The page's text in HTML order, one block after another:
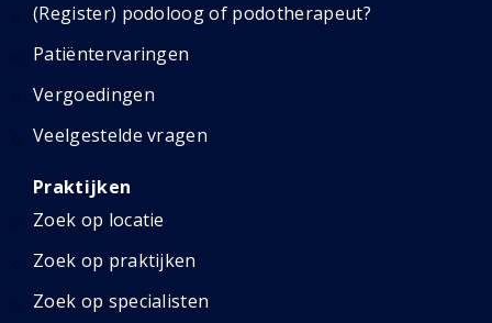
(Register) podoloog of podotherapeut?
Patiëntervaringen
Vergoedingen
Veelgestelde vragen
Praktijken
Zoek op locatie
Zoek op praktijken
Zoek op specialisten